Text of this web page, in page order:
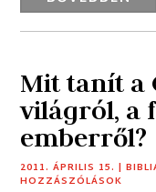
Mit tanít a
világról, a
emberről?
2011. ÁPRILIS 15. |
HOZZÁSZÓLÁSOK